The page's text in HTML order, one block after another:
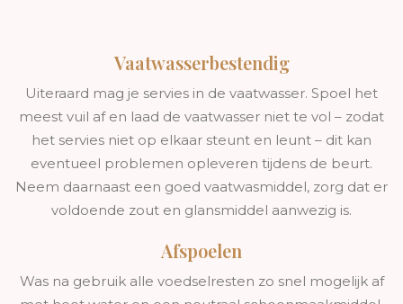
Vaatwasserbestendig
Uiteraard mag je servies in de vaatwasser. Spoel het
meest vuil af en laad de vaatwasser niet te vol – zodat
het servies niet op elkaar steunt en leunt – dit kan
eventueel problemen opleveren tijdens de beurt.
Neem daarnaast een goed vaatwasmiddel, zorg dat er
voldoende zout en glansmiddel aanwezig is.
Afspoelen
Was na gebruik alle voedselresten zo snel mogelijk af